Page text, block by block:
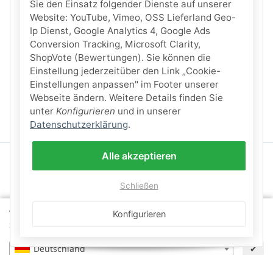
Wähle dein Lieferland, um Preise und Artikel für deinen
Standort zu sehen.
Deutschland ✔
Sie den Einsatz folgender Dienste auf unserer
Website: YouTube, Vimeo, OSS Lieferland Geo-
Ip Dienst, Google Analytics 4, Google Ads
Conversion Tracking, Microsoft Clarity,
ShopVote (Bewertungen). Sie können die
Einstellung jederzeitüber den Link „Cookie-
Einstellungen anpassen" im Footer unserer
Webseite ändern. Weitere Details finden Sie
unter Konfigurieren und in unserer
Datenschutzerklärung.
Alle akzeptieren
Schließen
Konfigurieren